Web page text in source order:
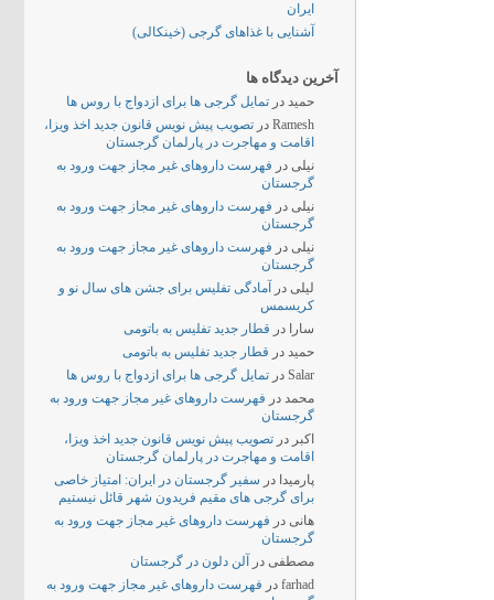
ایران
آشنایی با غذاهای گرجی (خینکالی)
آخرین دیدگاه ها
حمید در تمایل گرجی ها برای ازدواج با روس ها
Ramesh در تصویب پیش نویس قانون جدید اخذ ویزا،
اقامت و مهاجرت در پارلمان گرجستان
نیلی در فهرست داروهای غیر مجاز جهت ورود به
گرجستان
نیلی در فهرست داروهای غیر مجاز جهت ورود به
گرجستان
نیلی در فهرست داروهای غیر مجاز جهت ورود به
گرجستان
لیلی در
آمادگی تفلیس برای جشن های سال نو و
کریسمس
سارا
در قطار جدید تفلیس به باتومی
حمید در قطار جدید تفلیس به باتومی
Salar در تمایل گرجی ها برای ازدواج با روس ها
محمد در فهرست داروهای غیر مجاز جهت ورود به
گرجستان
اکبر در تصویب پیش نویس قانون جدید اخذ ویزا،
اقامت و مهاجرت در پارلمان گرجستان
پارمیدا در سفیر گرجستان در ایران: امتیاز خاصی
برای گرجی های مقیم فریدون شهر قائل نیستیم
هانی در فهرست داروهای غیر مجاز جهت ورود به
گرجستان
مصطفی در
آلن دلون در گرجستان
farhad در فهرست داروهای غیر مجاز جهت ورود به